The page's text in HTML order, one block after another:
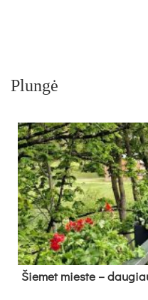
Plungė
Šie­met mies­te –